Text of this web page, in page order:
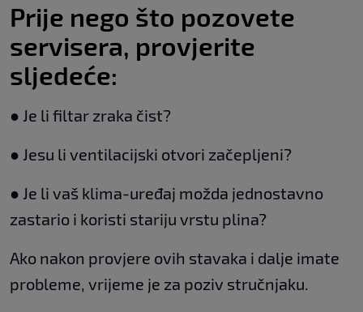
Prije nego što pozovete
servisera, provjerite
sljedeće:
● Je li filtar zraka čist?
● Jesu li ventilacijski otvori začepljeni?
● Je li vaš klima-uređaj možda jednostavno
zastario i koristi stariju vrstu plina?
Ako nakon provjere ovih stavaka i dalje imate
probleme, vrijeme je za poziv stručnjaku.